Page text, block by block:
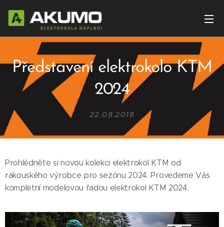
Představení elektrokolo KTM
2024
22.09.2018
Prohlédněte si novou kolekci elektrokol KTM od
rakouského výrobce pro sezónu 2024. Provedeme Vás
kompletní modelovou řadou elektrokol KTM 2024.